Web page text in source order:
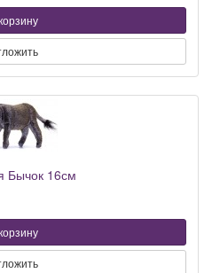
Бычок 16см